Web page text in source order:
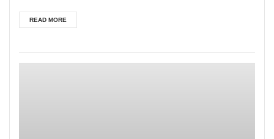
READ MORE